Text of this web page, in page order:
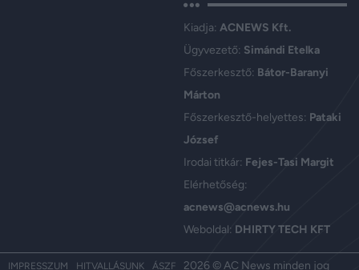
Kiadja: ACNEWS Kft.
Ügyvezető: Simándi Etelka
Főszerkesztő: Bátor-Baranyi
Márton
Főszerkesztő-helyettes: Pataki
József
Irodai titkár: Fejes-Tasi Margit
Elérhetőség:
acnews@acnews.hu
Weboldal: DHIRTY TECH KFT
IMPRESSZUM HITVALLÁSUNK ÁSZF 2026 © AC News minden jog